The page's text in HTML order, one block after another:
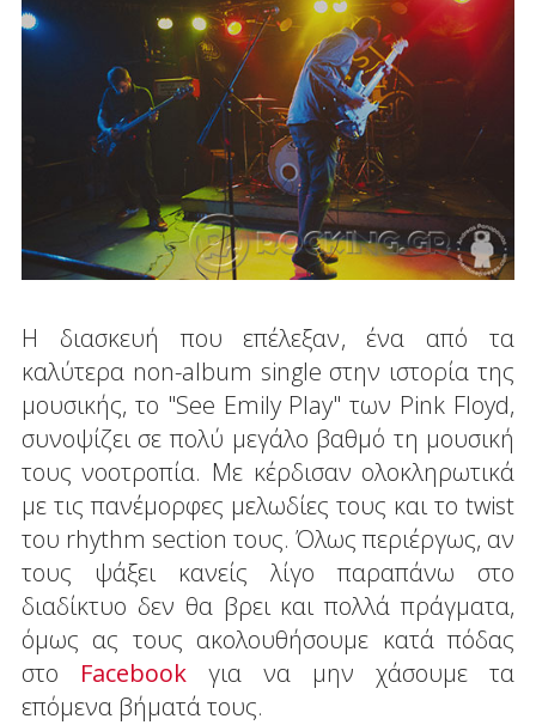
Η διασκευή που επέλεξαν, ένα από τα
καλύτερα non-album single στην ιστορία της
μουσικής, το "See Emily Play" των Pink Floyd,
συνοψίζει σε πολύ μεγάλο βαθμό τη μουσική
τους νοοτροπία. Με κέρδισαν ολοκληρωτικά
με τις πανέμορφες μελωδίες τους και το twist
του rhythm section τους. Όλως περιέργως, αν
τους ψάξει κανείς λίγο παραπάνω στο
διαδίκτυο δεν θα βρει και πολλά πράγματα,
όμως ας τους ακολουθήσουμε κατά πόδας
στο Facebookγια να μην χάσουμε τα
επόμενα βήματά τους.